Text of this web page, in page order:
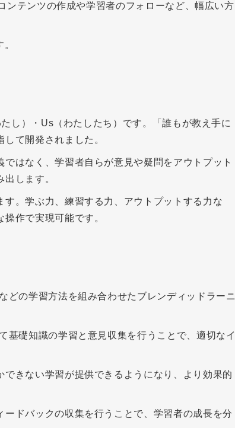
ンテンツの作成や学習者のフォローなど、幅広い方
し）・Us（わたしたち）です。「誰もが教え手に
て開発されました。
はなく、学習者自らが意見や疑問をアウトプット
します。
。学ぶ力、練習する力、アウトプットする力な
作で実現可能です。
どの学習方法を組み合わせたブレンディッドラーニ
基礎知識の学習と意見収集を行うことで、適切なイ
きない学習が提供できるようになり、より効果的
ドバックの収集を行うことで、学習者の成長を分